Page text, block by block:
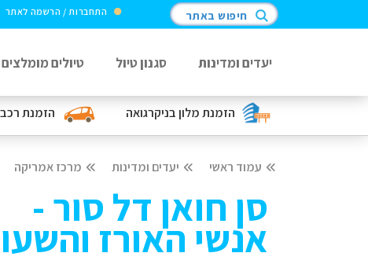
הזמנת מלוןבניקרגואה הזמנת רכב
התחברות / הרשמה לאתר חיפוש באתר
יעדים ומדינות סגנון טיול טיולים מומלצים
עמוד ראשי יעדים ומדינות מרכז אמריקה
סן חואן דל סור -
אנשי האורז